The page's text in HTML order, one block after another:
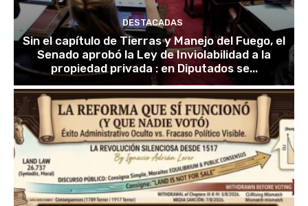
DESTACADAS
Sin el capítulo de Tierras y Manejo del Fuego, el
Senado aprobó la Ley de Inviolabilidad a la
propiedad privada : en Diputados se...